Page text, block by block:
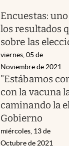
Encuestas:
los resultados
sobre las
viernes, 05 de
Noviembre de 2021
"Estábamos
con la vacuna
caminando la
Gobierno
miércoles, 13 de
Octubre de 2021